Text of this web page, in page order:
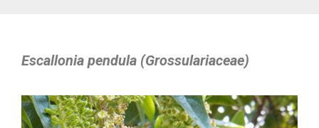
Escallonia pendula (Grossulariaceae)